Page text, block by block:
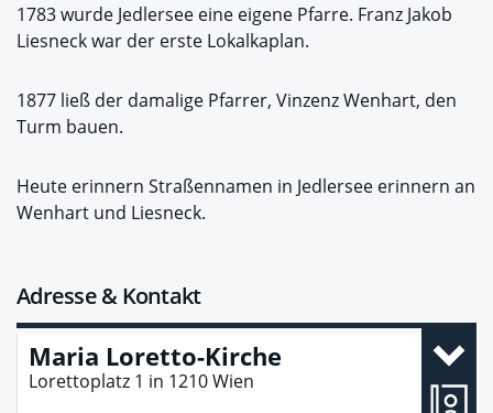
1783 wurde Jedlersee eine eigene Pfarre. Franz Jakob
Liesneck war der erste Lokalkaplan.
1877 ließ der damalige Pfarrer, Vinzenz Wenhart, den
Turm bauen.
Heute erinnern Straßennamen in Jedlersee erinnern an
Wenhart und Liesneck.
Adresse & Kontakt
Maria Loretto-Kirche
Lorettoplatz 1 in 1210Wien